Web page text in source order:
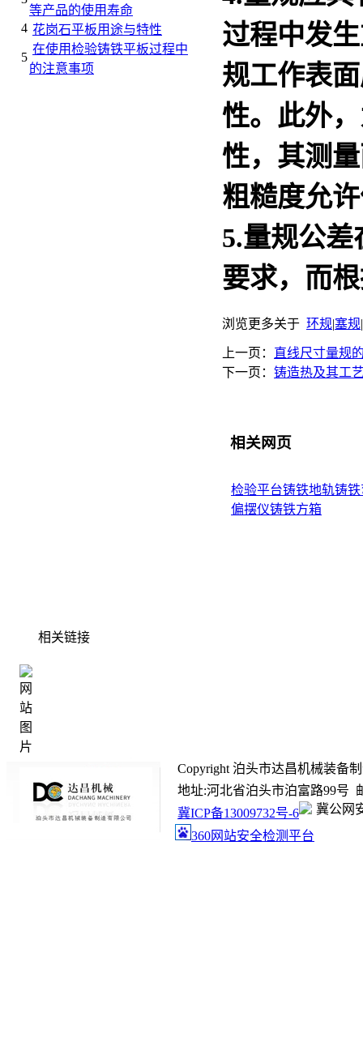
等产品的使用寿命
4 花岗石平板用途与特性
5
在使用检验铸铁平板过程中
的注意事项
过程中发
规工作表
性。此外
性，其测
粗糙度允
5.量规公差
要求，而
浏览更多关于 环规|塞规|
上一页： 直线尺寸量规
下一页： 铸造热及其工
相关网页
检验平台铸铁地轨铸
偏摆仪铸铁方箱
相关链接
Copyright 泊头市达昌机械装备
地址:河北省泊头市泊富路99号
冀ICP备13009732号-6
冀公网
360网站安全检测平台